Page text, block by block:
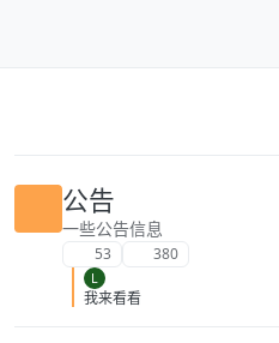
公告
一些公告信息
53 380
L
我来看看